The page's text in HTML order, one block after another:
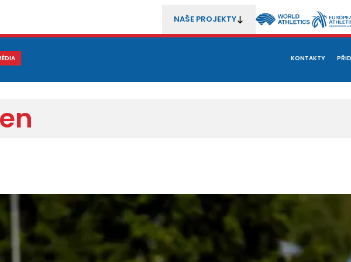
NAŠE PROJEKTY
KONTAKTY